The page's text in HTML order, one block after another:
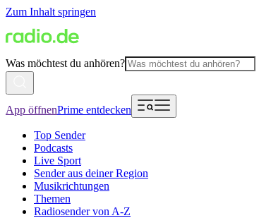
Zum Inhalt springen
Was möchtest du anhören?
App öffnenPrime entdecken
Top Sender
Podcasts
Live Sport
Sender aus deiner Region
Musikrichtungen
Themen
Radiosender von A-Z